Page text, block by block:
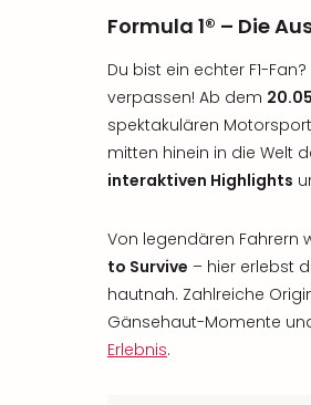
Formula 1® – Die
Du bist ein echter F1-
verpassen! Ab dem
spektakulären
mitten hinein in die Welt
interaktiven Highlights
Von legendären Fahrern
to Survive – hier erlebst
hautnah. Zahlreiche
Gänsehaut-Momente
Erlebnis.